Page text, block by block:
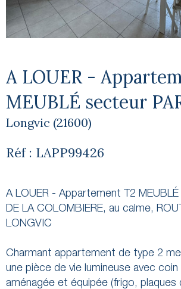
A LOUER -
MEUBLÉ secteur
Longvic (21600)
Réf : LAPP99426
A LOUER - Appartement T2
DE LA COLOMBIERE, au calme,
LONGVIC
Charmant appartement de type 2
une pièce de vie lumineuse avec coin
aménagée et équipée (frigo, plaques